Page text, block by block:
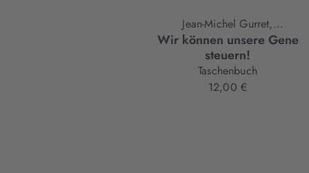
Jean-Michel Gurret,
Alix Lefief-Delcourt,
Isabelle M. Mansuy
Wir können unsere Gene
steuern!
Taschenbuch
12,00 €